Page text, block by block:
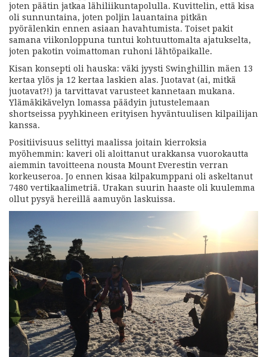
joten päätin jatkaa lähiliikuntapolulla. Kuvittelin, että kisa
oli sunnuntaina, joten poljin lauantaina pitkän
pyörälenkin ennen asiaan havahtumista. Toiset pakit
samana viikonloppuna tuntui kohtuuttomalta ajatukselta,
joten pakotin voimattoman ruhoni lähtöpaikalle.
Kisan konsepti oli hauska: väki jyysti Swinghillin mäen 13
kertaa ylös ja 12 kertaa laskien alas. Juotavat (ai, mitkä
juotavat?!) ja tarvittavat varusteet kannetaan mukana.
Ylämäkikävelyn lomassa päädyin jutustelemaan
shortseissa pyyhkineen erityisen hyväntuulisen kilpailijan
kanssa.
Positiivisuus selittyi maalissa joitain kierroksia
myöhemmin: kaveri oli aloittanut urakkansa vuorokautta
aiemmin tavoitteena nousta Mount Everestin verran
korkeuseroa. Jo ennen kisaa kilpakumppani oli askeltanut
7480 vertikaalimetriä. Urakan suurin haaste oli kuulemma
ollut pysyä hereillä aamuyön laskuissa.